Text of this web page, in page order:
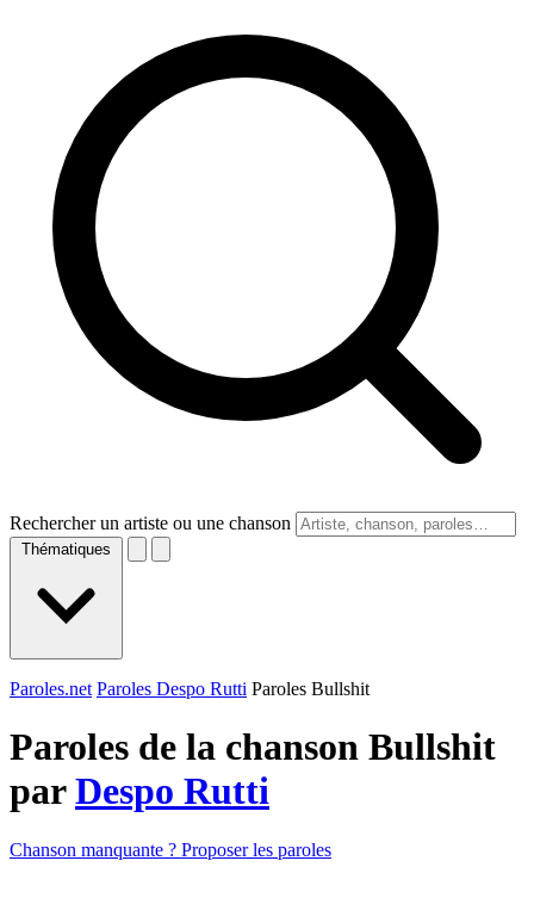
Rechercher un artiste ou une chanson
Thématiques
Paroles.net Paroles Despo Rutti Paroles Bullshit
Paroles de la chanson Bullshit
parDespo Rutti
Chanson manquante ? Proposer les paroles